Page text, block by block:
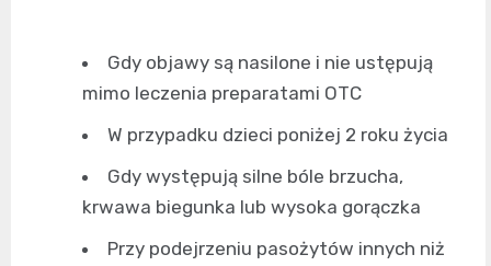
Gdy objawy są nasilone i nie ustępują
mimo leczenia preparatami OTC
W przypadku dzieci poniżej 2 roku życia
Gdy występują silne bóle brzucha,
krwawa biegunka lub wysoka gorączka
Przy podejrzeniu pasożytów innych niż